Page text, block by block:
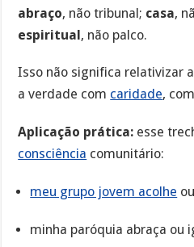
abraço, não tribunal; casa,
espiritual, não palco.
Isso não significa relativizar
a verdade com caridade,
Aplicação prática: esse
consciência comunitário:
meu grupo jovem acolhe
minha paróquia abraça ou